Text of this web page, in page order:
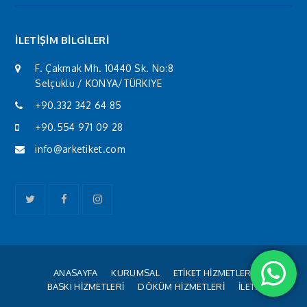
İLETİŞİM BİLGİLERİ
F. Çakmak Mh. 10440 Sk. No:8
Selçuklu / KONYA/TÜRKİYE
+90.332 342 64 85
+90.554 971 09 28
info@arketiket.com
TwitterFacebookInstagram
ANASAYFA KURUMSAL
ETİKET HİZMETLERİ
BASKI HİZMETLERİ
DÖKÜM HİZMETLERİ İLETİŞİM